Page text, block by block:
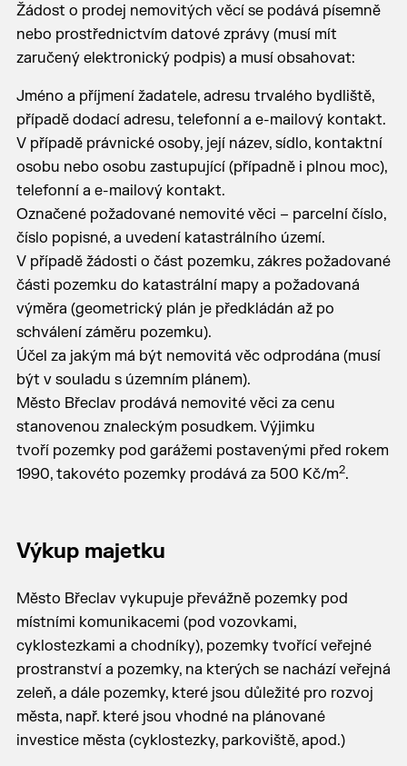
Žádost o prodej nemovitých věcí se podává písemně
nebo prostřednictvím datové zprávy (musí mít
zaručený elektronický podpis) a musí obsahovat:
Jméno a příjmení žadatele, adresu trvalého bydliště,
případě dodací adresu, telefonní a e-mailový kontakt.
V případě právnické osoby, její název, sídlo, kontaktní
osobu nebo osobu zastupující (případně i plnou moc),
telefonní a e-mailový kontakt.
Označené požadované nemovité věci – parcelní číslo,
číslo popisné, a uvedení katastrálního území.
V případě žádosti o část pozemku, zákres požadované
části pozemku do katastrální mapy a požadovaná
výměra (geometrický plán je předkládán až po
schválení záměru pozemku).
Účel za jakým má být nemovitá věc odprodána (musí
být v souladu s územním plánem).
Město Břeclav prodává nemovité věci za cenu
stanovenou znaleckým posudkem. Výjimku
tvoří pozemky pod garážemi postavenými před rokem
1990, takovéto pozemky prodává za 500 Kč/m2.
Výkup majetku
Město Břeclav vykupuje převážně pozemky pod
místními komunikacemi (pod vozovkami,
cyklostezkami a chodníky), pozemky tvořící veřejné
prostranství a pozemky, na kterých se nachází veřejná
zeleň, a dále pozemky, které jsou důležité pro rozvoj
města, např. které jsou vhodné na plánované
investice města (cyklostezky, parkoviště, apod.)